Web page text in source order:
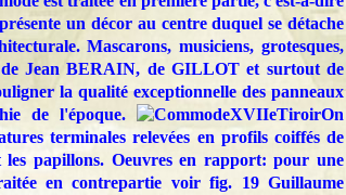
un décor au centre duquel se détache
Mascarons, musiciens, grotesques,
de Jean BERAIN, de GILLOT et surtout de
la qualité exceptionnelle des panneaux
de l'époque.
On
terminales relevées en profils coiffés de
les papillons. Oeuvres en rapport: pour une
en contrepartie voir fig. 19 Guillaume